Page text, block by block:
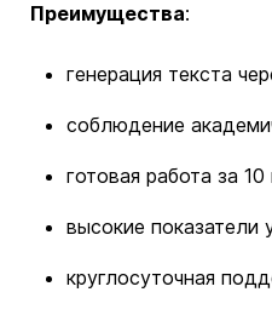
Преимущества:
генерация текста
соблюдение
готовая работа за 10
высокие показатели
круглосуточная